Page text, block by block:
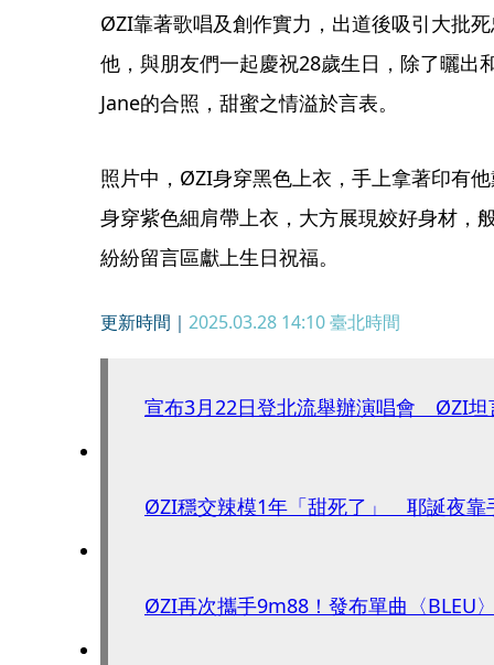
ØZI靠著歌唱及創作實力，出道後吸引大批
他，與朋友們一起慶祝28歲生日，除了曬出
Jane的合照，甜蜜之情溢於言表。
照片中，ØZI身穿黑色上衣，手上拿著印有
身穿紫色細肩帶上衣，大方展現姣好身材，
紛紛留言區獻上生日祝福。
更新時間｜ 2025.03.28 14:10臺北時間
宣布3月22日登北流舉辦演唱會 ØZI坦
ØZI穩交辣模1年「甜死了」 耶誕夜靠
ØZI再次攜手9m88！發布單曲〈BLEU